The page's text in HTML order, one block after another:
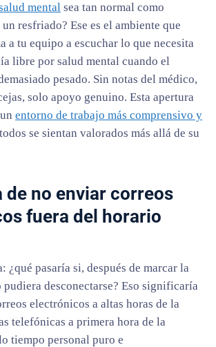
mental sea tan normal como
resfriado? Ese es el ambiente que
a tu equipo a escuchar lo que necesita
libre por salud mental cuando el
pesado. Sin notas del médico,
solo apoyo genuino. Esta apertura
entorno de trabajo más comprensivo y
se sientan valorados más allá de su
de no enviar correos
fuera del horario
¿qué pasaría si, después de marcar la
desconectarse? Eso significaría
electrónicos a altas horas de la
telefónicas a primera hora de la
tiempo personal puro e